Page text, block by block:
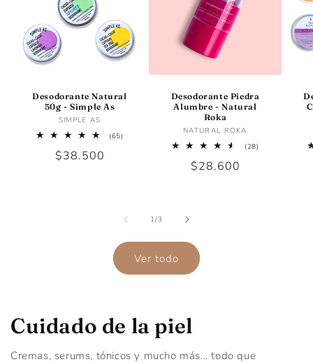
Desodorante Natural
50g - Simple As
Proveedor:
SIMPLE AS
(65)
Precio
$38.500
Desodorante Piedra
Alumbre - Natural
Roka
Proveedor:
NATURAL ROKA
(28)
Precio
$28.600
1/de
3
Ver todo
Cuidado de la piel
Cremas, serums, tónicos y mucho más... todo que